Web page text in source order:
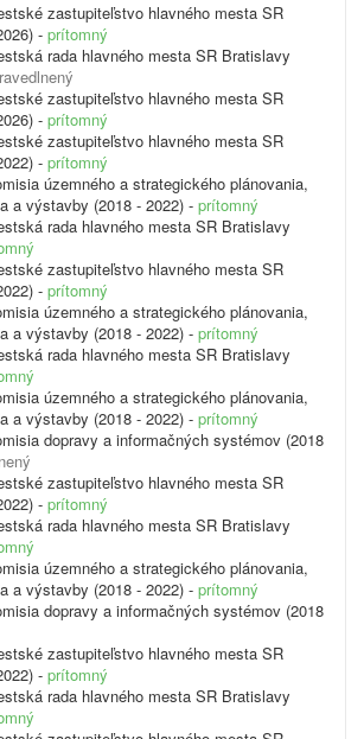
zastupiteľstvo hlavného mesta SR
- prítomný
rada hlavného mesta SR Bratislavy
zastupiteľstvo hlavného mesta SR
- prítomný
zastupiteľstvo hlavného mesta SR
- prítomný
územného a strategického plánovania,
a výstavby (2018 - 2022) - prítomný
rada hlavného mesta SR Bratislavy
zastupiteľstvo hlavného mesta SR
- prítomný
územného a strategického plánovania,
a výstavby (2018 - 2022) - prítomný
rada hlavného mesta SR Bratislavy
územného a strategického plánovania,
a výstavby (2018 - 2022) - prítomný
dopravy a informačných systémov (2018
zastupiteľstvo hlavného mesta SR
- prítomný
rada hlavného mesta SR Bratislavy
územného a strategického plánovania,
a výstavby (2018 - 2022) - prítomný
dopravy a informačných systémov (2018
zastupiteľstvo hlavného mesta SR
- prítomný
rada hlavného mesta SR Bratislavy